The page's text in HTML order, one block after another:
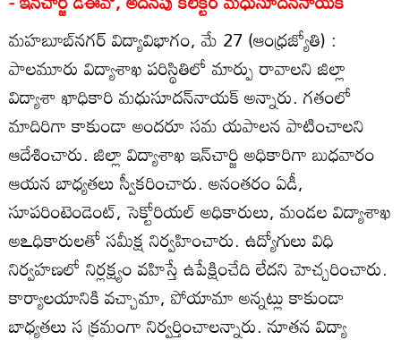
మహబూబ్‌నగర్‌ విద్యావిభాగం, మే 27 (ఆంధ్రజ్యోతి) :
పాలమూరు విద్యాశాఖ పరిస్థితిలో మార్పు రావాలని జిల్లా
విద్యాశా ఖాధికారి మధుసూదన్‌నాయక్‌ అన్నారు. గతంలో
మాదిరిగా కాకుండా అందరూ సమ యపాలన పాటించాలని
ఆదేశించారు. జిల్లా విద్యాశాఖ ఇన్‌చార్జి అధికారిగా బుధవారం
ఆయన బాధ్యతలు స్వీకరించారు. అనంతరం ఏడీ,
సూపరింటెండెంట్‌, సెక్టోరియల్‌ అధికారులు, మండల విద్యాశాఖ
అఽధికారులతో సమీక్ష నిర్వహించారు. ఉద్యోగులు విధి
నిర్వహణలో నిర్లక్ష్యం వహిస్తే ఉపేక్షించేది లేదని హెచ్చరించారు.
కార్యాలయానికి వచ్చామా, పోయామా అన్నట్లు కాకుండా
బాధ్యతలు స క్రమంగా నిర్వర్తించాలన్నారు. నూతన విద్యా